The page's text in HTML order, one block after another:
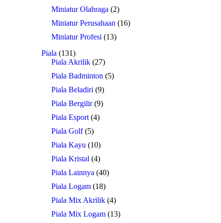
Miniatur Olahraga (2)
Miniatur Perusahaan (16)
Miniatur Profesi (13)
Piala (131)
Piala Akrilik (27)
Piala Badminton (5)
Piala Beladiri (9)
Piala Bergilir (9)
Piala Esport (4)
Piala Golf (5)
Piala Kayu (10)
Piala Kristal (4)
Piala Lainnya (40)
Piala Logam (18)
Piala Mix Akrilik (4)
Piala Mix Logam (13)